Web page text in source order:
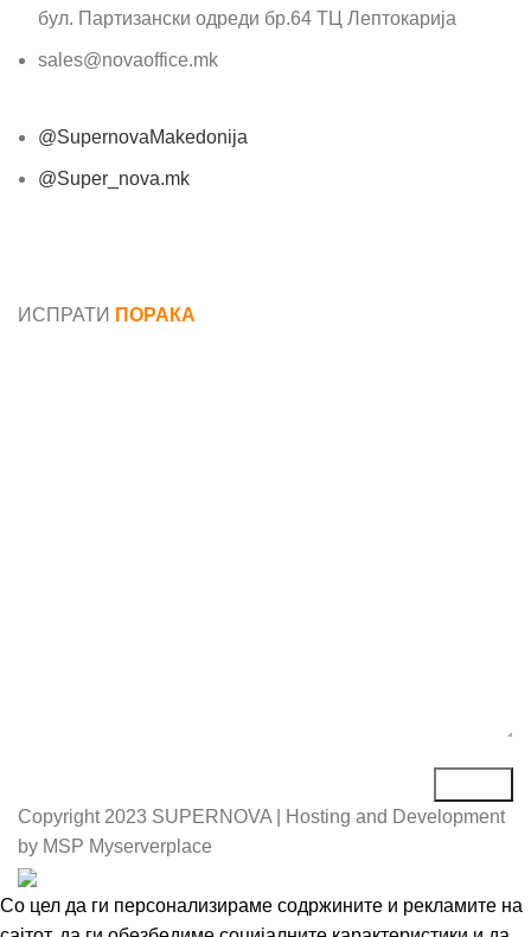
бул. Партизански одреди бр.64 ТЦ Лептокарија
sales@novaoffice.mk
@SupernovaMakedonija
@Super_nova.mk
ИСПРАТИ ПОРАКА
Copyright 2023 SUPERNOVA | Hosting and Development
by MSP Myserverplace
Со цел да ги персонализираме содржините и рекламите на